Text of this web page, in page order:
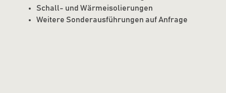
Schall- und Wärmeisolierungen
Weitere Sonderausführungen auf Anfrage